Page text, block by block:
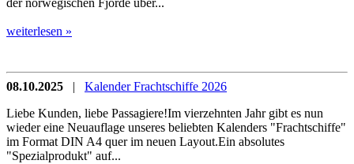
der norwegischen Fjorde über...
weiterlesen »
08.10.2025 | Kalender Frachtschiffe 2026
Liebe Kunden, liebe Passagiere!Im vierzehnten Jahr gibt es nun
wieder eine Neuauflage unseres beliebten Kalenders "Frachtschiffe"
im Format DIN A4 quer im neuen Layout.Ein absolutes
"Spezialprodukt" auf...